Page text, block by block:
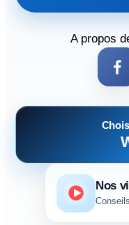
A propos
Nos